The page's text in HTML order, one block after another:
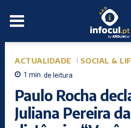
ACTUALIDADE SOCIAL &
1 min. de leitura
Paulo Rocha
Juliana Pereira